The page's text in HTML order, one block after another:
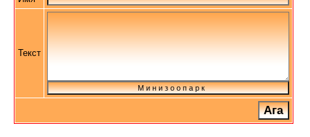
Текст
М и н и з о о п а р к